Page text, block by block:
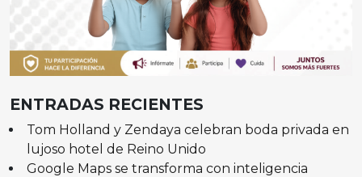
ENTRADAS RECIENTES
Tom Holland y Zendaya celebran boda privada en
lujoso hotel de Reino Unido
Google Maps se transforma con inteligencia